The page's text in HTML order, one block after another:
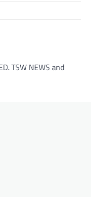
TSW NEWS and